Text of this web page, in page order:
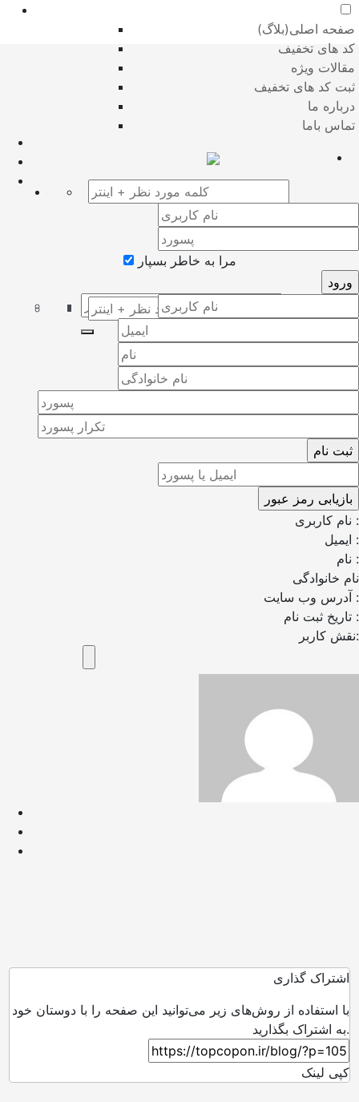
صفحه اصلی(بلاگ)
کد های تخفیف
مقالات ویژه
ثبت کد های تخفیف
درباره ما
تماس باما
مرا به خاطر بسپار
نام کاربری :
ایمیل :
نام :
نام خانوادگی
آدرس وب سایت :
تاریخ ثبت نام :
نقش کاربر:
اشتراک گذاری
با استفاده از روش‌های زیر می‌توانید این صفحه را با دوستان خود
به اشتراک بگذارید.
کپی لینک